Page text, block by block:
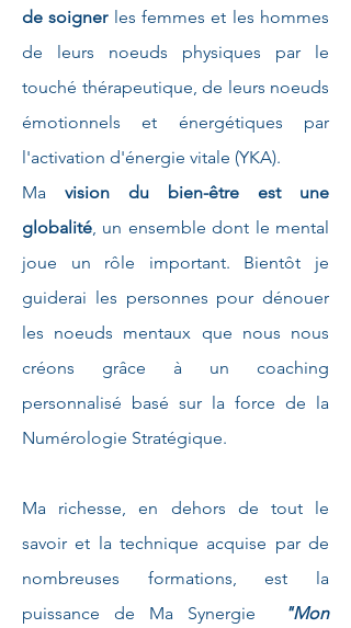
de soignerles femmes et les hommes
de leurs noeuds physiques par le
touché thérapeutique, de leurs noeuds
émotionnels et énergétiques par
l'activation d'énergie vitale (YKA).
Ma vision du bien-être est une
globalité, un ensemble dont le mental
joue un rôle important. Bientôt je
guiderai les personnes pour dénouer
les noeuds mentaux que nous nous
créons grâce à un coaching
personnalisé basé sur la force de la
Numérologie Stratégique.
Ma richesse, en dehors de tout le
savoir et la technique acquise par de
nombreuses formations, est la
puissance de Ma Synergie
"Mon